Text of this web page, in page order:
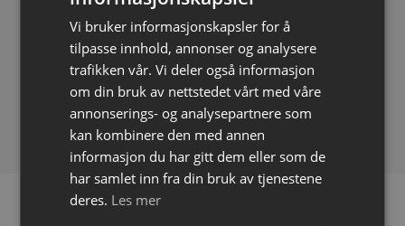
Alfabetsettet settet inneholder bokstavene A–Z,
samt bindestrek, ampersand (&), komma, punktum,
apostrof og mellomrom.Tallsett selges separat.
Materiale:Messing
Vi bruker informasjonskapsler for å
tilpasse innhold, annonser og analysere
trafikken vår. Vi deler også informasjon
om din bruk av nettstedet vårt med våre
annonserings- og analysepartnere som
kan kombinere den med annen
informasjon du har gitt dem eller som de
har samlet inn fra din bruk av tjenestene
deres. Les mer